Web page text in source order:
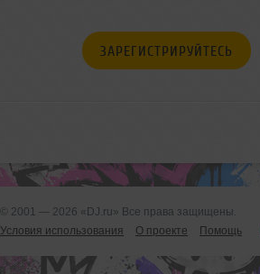
ЗАРЕГИСТРИРУЙТЕСЬ
© 2001 — 2026 «DJ.ru» Все права защищены.
Условия использования
О проекте Помощь